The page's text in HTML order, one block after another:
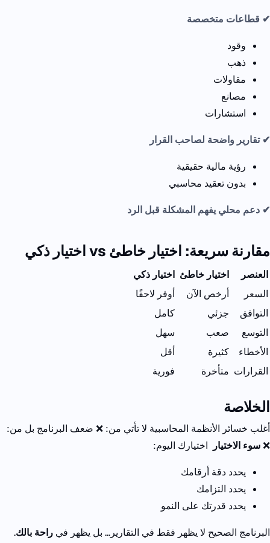
✔ قطاعات متخصصة
وقود
ذهب
مقاولات
مصانع
استشارات
✔ تقارير واضحة لصاحب القرار
رؤية مالية حقيقية
بدون تعقيد محاسبي
✔ دعم محلي يفهم المشكلة قبل الرد
مقارنة سريعة: اختيار خاطئ vsاختيار ذكي
العنصر اختيار خاطئ اختيار ذكي
السعر
أرخص الآن
أوفر لاحقًا
التوافق
جزئي
كامل
التوسع
صعب
سهل
الأخطاء
كثيرة
أقل
القرارات متأخرة فورية
الخلاصة
أغلب خسائر الأنظمة المحاسبية لا تأتي من: ❌ ضعف البرنامج بل من:
❌سوء الاختيار اختيارك اليوم:
يحدد دقة أرقامك
يحدد التزامك
يحدد قدرتك على النمو
البرنامج الصحيح لا يظهر فقط في التقارير… بل يظهر في راحة بالك.